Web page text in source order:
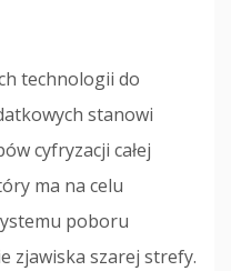
technologii do
stanowi
cyfryzacji całej
ma na celu
poboru
zjawiska szarej strefy.